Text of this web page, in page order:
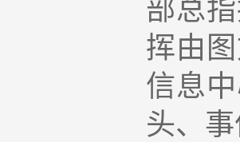
部总
挥由
信息
头、